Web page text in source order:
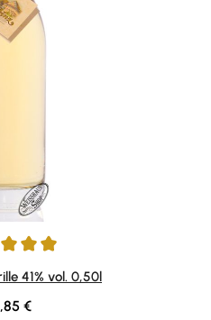
von 4.96 von 5 Sternen
41% vol. 0,50l
Preis:
€